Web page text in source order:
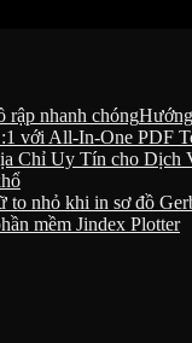
Chỉ Uy Tín cho Dịch
to nhỏ khi in sơ đồ
mềm Jindex Plotter